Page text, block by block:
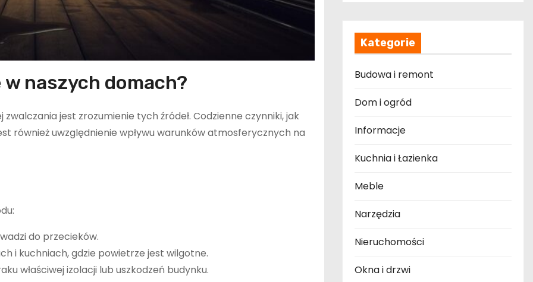
naszych domach?
jest zrozumienie tych źródeł. Codzienne czynniki, jak
również uwzględnienie wpływu warunków atmosferycznych na
do przecieków.
i kuchniach, gdzie powietrze jest wilgotne.
właściwej izolacji lub uszkodzeń budynku.
Kategorie
Budowa i remont
Dom i ogród
Informacje
Kuchnia i Łazienka
Meble
Narzędzia
Nieruchomości
Okna i drzwi